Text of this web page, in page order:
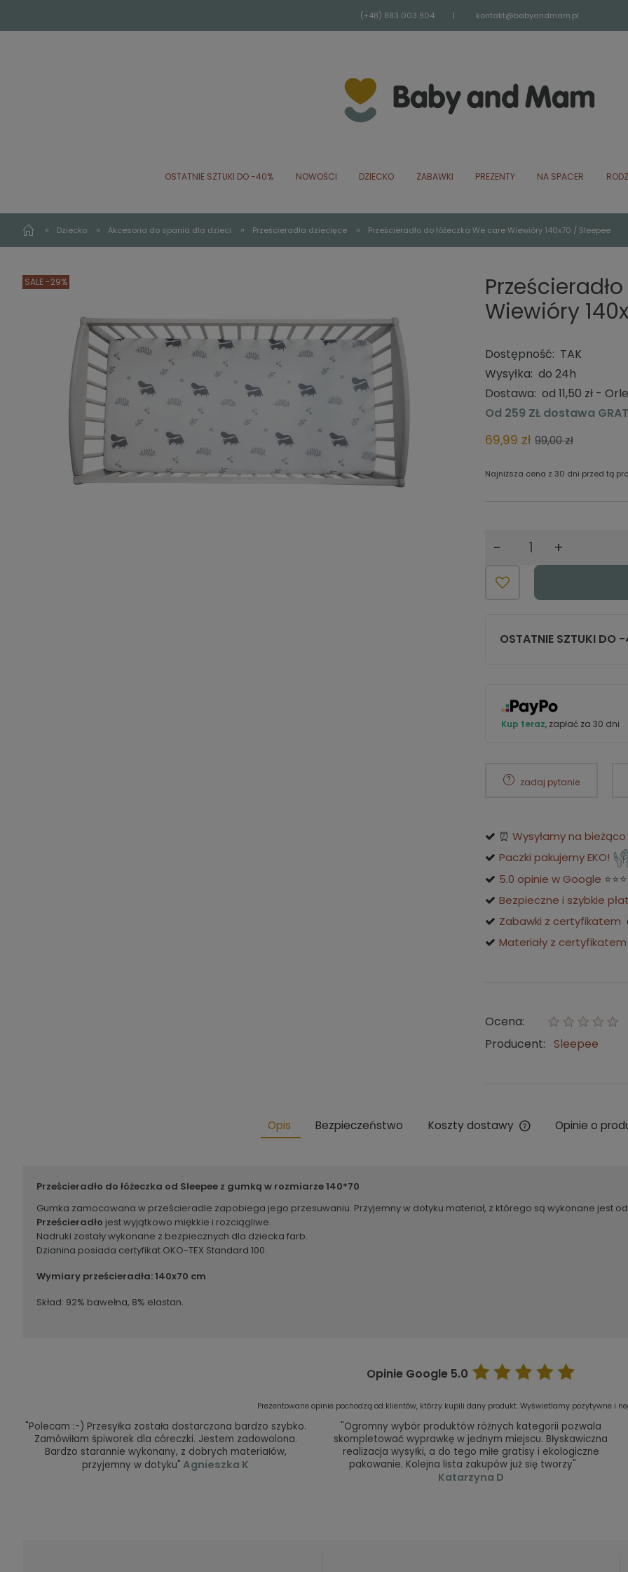
(+48) 883 003 904 | kontakt@babyandmam.pl
OSTATNIE SZTUKI DO -40% NOWOŚCI DZIECKO ZABAWKI PREZENTY NA SPACER
» Dziecko » Akcesoria do spania dla dzieci » Prześcieradła dziecięce » Prześcieradło do łóżeczka We care Wiewióry 140x70 / Sleepee
SALE -29%
Wiewióry
Dostępność: TAK
Wysyłka: do 24h
Dostawa: od 11,50 zł -
kosztów płatności
Od 259 ZŁ dostawa
69,99 zł 99,00 zł
Najniższa cena z 30 dni przed tą
produkt pojawił się
- +
OSTATNIE SZTUKI DO
Kup teraz, zapłać za 30 dni
zadaj pytanie
⏰ Wysyłamy na
Paczki pakujemy EKO!
5.0 opinie w Google
Bezpieczne i szybkie
Zabawki z certyfikatem
Materiały z certyfikatem
Ocena:
Producent: Sleepee
Opis Bezpieczeństwo Koszty dostawy Opinie o
Prześcieradło do łóżeczka od Sleepee z gumką w rozmiarze 140*70
Gumka zamocowana w prześcieradle zapobiega jego przesuwaniu. Przyjemny w dotyku materiał, z którego są wykonane jest
Prześcieradło jest wyjątkowo miękkie i rozciągliwe.
Nadruki zostały wykonane z bezpiecznych dla dziecka farb.
Dzianina posiada certyfikat OKO-TEX Standard 100.
Wymiary prześcieradła:140x70 cm
Skład: 92% bawełna, 8% elastan.
Opinie Google5.0
Prezentowane opinie pochodzą od klientów, którzy kupili dany produkt. Wyświetlamy pozytywne i
"Polecam :-) Przesyłka została dostarczona bardzo szybko.
Zamówiłam śpiworek dla córeczki. Jestem zadowolona.
Bardzo starannie wykonany, z dobrych materiałów,
przyjemny w dotyku" Agnieszka K
"Ogromny wybór produktów różnych kategorii pozwala
skompletować wyprawkę w jednym miejscu. Błyskawiczna
realizacja wysyłki, a do tego miłe gratisy i ekologiczne
pakowanie. Kolejna lista zakupów już się tworzy"
Katarzyna D